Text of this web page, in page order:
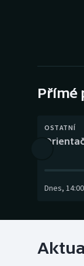
Přímé
OSTATNÍ
Dnes, 14:00